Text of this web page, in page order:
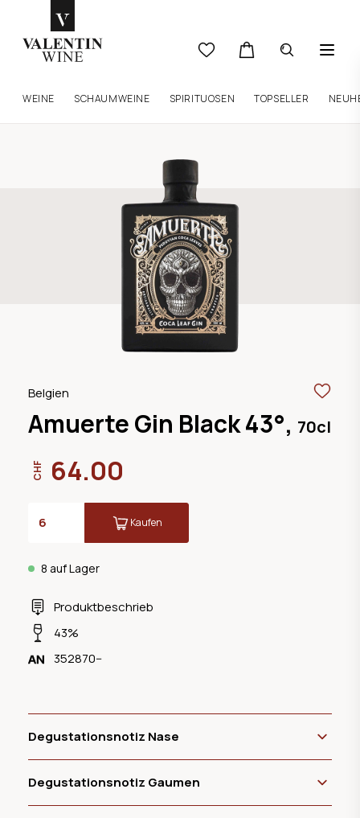
WEINE SCHAUMWEINE SPIRITUOSEN TOPSELLER
Belgien
Amuerte Gin Black 43°, 70cl
Produktbeschrieb
43%
352870--
8 auf Lager
CHF 64.00
Kaufen
Degustationsnotiz Nase
Degustationsnotiz Gaumen